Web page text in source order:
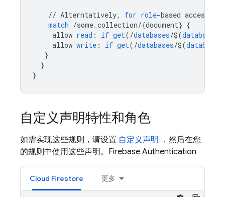
// Alterntatively, for role-based access
match /some_collection/{document} {
allow read : if get( /databases/$(database
allow write : if get( /databases/$(database
}
}
}
自定义声明特性和角色
如需实现这些规则，请设置 自定义声明 ，然后在您
的规则中使用这些声明。 Firebase Authentication
Cloud Firestore 更多